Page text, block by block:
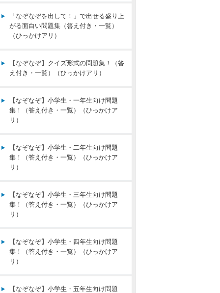
「なぞなぞを出して！」で出せる盛り上
がる面白い問題集（答え付き・一覧）
（ひっかけアリ）
【なぞなぞ】クイズ形式の問題集！（答
え付き・一覧）（ひっかけアリ）
【なぞなぞ】小学生・一年生向け問題
集！（答え付き・一覧）（ひっかけア
リ）
【なぞなぞ】小学生・二年生向け問題
集！（答え付き・一覧）（ひっかけア
リ）
【なぞなぞ】小学生・三年生向け問題
集！（答え付き・一覧）（ひっかけア
リ）
【なぞなぞ】小学生・四年生向け問題
集！（答え付き・一覧）（ひっかけア
リ）
【なぞなぞ】小学生・五年生向け問題